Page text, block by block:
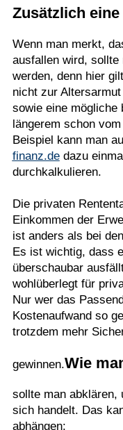
Zusätzlich
Wenn man merkt,
ausfallen wird,
werden, denn hier
nicht zur
sowie eine mögliche
längerem schon
Beispiel kann man
finanz.dedazu
durchkalkulieren.
Die privaten
Einkommen der
ist anders als bei
Es ist wichtig, dass
überschaubar
wohlüberlegt für
Nur wer das
Kostenaufwand so
trotzdem mehr
gewinnen.Wie
sollte man abklären,
sich handelt. Das
abhängen: